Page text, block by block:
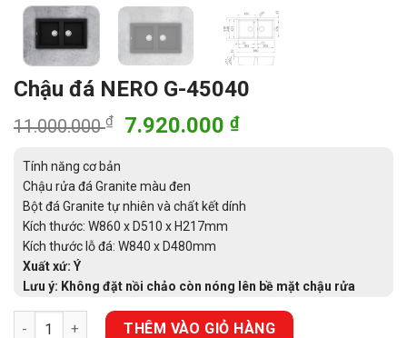
Chậu đá NERO G-45040
11.000.000₫
Giá
11.000.000 ₫.
7.920.000 ₫Giá
7.920.000 ₫.
Tính năng cơ bản
Chậu rửa đá Granite màu đen
Bột đá Granite tự nhiên và chất kết dính
Kích thước: W860 x D510 x H217mm
Kích thước lỗ đá: W840 x D480mm
Xuất xứ: Ý
Lưu ý: Không đặt nồi chảo còn nóng lên bề mặt chậu rửa
Chậu đá NERO G-45040 số lượng
THÊM VÀO GIỎ HÀNG